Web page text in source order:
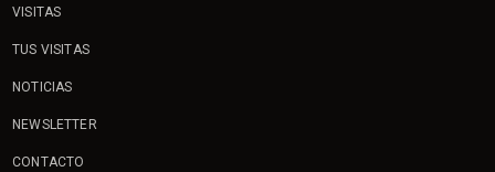
VISITAS
TUS VISITAS
NOTICIAS
NEWSLETTER
CONTACTO